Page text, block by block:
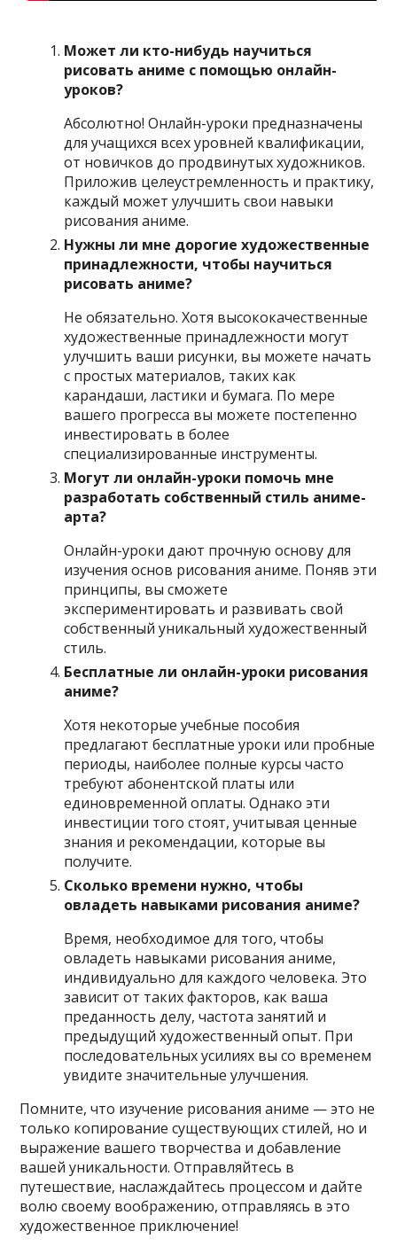
Может ли кто-нибудь научиться
рисовать аниме с помощью онлайн-
уроков?
Абсолютно! Онлайн-уроки предназначены
для учащихся всех уровней квалификации,
от новичков до продвинутых художников.
Приложив целеустремленность и практику,
каждый может улучшить свои навыки
рисования аниме.
Нужны ли мне дорогие художественные
принадлежности, чтобы научиться
рисовать аниме?
Не обязательно. Хотя высококачественные
художественные принадлежности могут
улучшить ваши рисунки, вы можете начать
с простых материалов, таких как
карандаши, ластики и бумага. По мере
вашего прогресса вы можете постепенно
инвестировать в более
специализированные инструменты.
Могут ли онлайн-уроки помочь мне
разработать собственный стиль аниме-
арта?
Онлайн-уроки дают прочную основу для
изучения основ рисования аниме. Поняв эти
принципы, вы сможете
экспериментировать и развивать свой
собственный уникальный художественный
стиль.
Бесплатные ли онлайн-уроки рисования
аниме?
Хотя некоторые учебные пособия
предлагают бесплатные уроки или пробные
периоды, наиболее полные курсы часто
требуют абонентской платы или
единовременной оплаты. Однако эти
инвестиции того стоят, учитывая ценные
знания и рекомендации, которые вы
получите.
Сколько времени нужно, чтобы
овладеть навыками рисования аниме?
Время, необходимое для того, чтобы
овладеть навыками рисования аниме,
индивидуально для каждого человека. Это
зависит от таких факторов, как ваша
преданность делу, частота занятий и
предыдущий художественный опыт. При
последовательных усилиях вы со временем
увидите значительные улучшения.
Помните, что изучение рисования аниме — это не
только копирование существующих стилей, но и
выражение вашего творчества и добавление
вашей уникальности. Отправляйтесь в
путешествие, наслаждайтесь процессом и дайте
волю своему воображению, отправляясь в это
художественное приключение!